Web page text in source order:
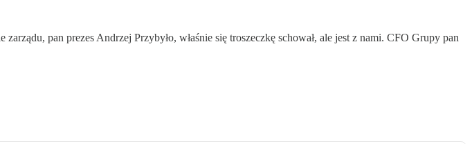
pan prezes Andrzej Przybyło, właśnie się troszeczkę schował, ale jest z nami. CFO Grupy pan